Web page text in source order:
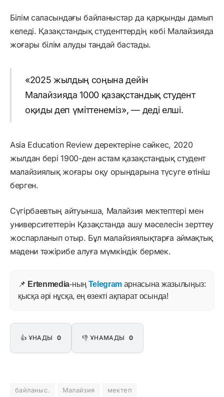
Білім саласындағы байланыстар да қарқынды дамып
келеді. Қазақстандық студенттердің көбі Малайзияда
жоғары білім алуды таңдай бастады.
«2025 жылдың соңына дейін
Малайзияда 1000 қазақстандық студент
оқиды деп үміттенеміз», — деді елші.
Asia Education Review деректеріне сәйкес, 2020
жылдан бері 1900-ден астам қазақстандық студент
малайзиялық жоғары оқу орындарына түсуге өтініш
берген.
Сүгірбаевтың айтуынша, Малайзия мектептері мен
университеттерін Қазақстанда ашу мәселесін зерттеу
жоспарланып отыр. Бұл малайзиялықтарға аймақтық
мәдени тәжірибе алуға мүмкіндік бермек.
📌 Ertenmedia-ның Telegram арнасына жазылыңыз:
қысқа әрі нұсқа, ең өзекті ақпарат осында!
👍 ҰНАДЫ 0 👎 ҰНАМАДЫ 0
байланыс. Малайзия мектеп